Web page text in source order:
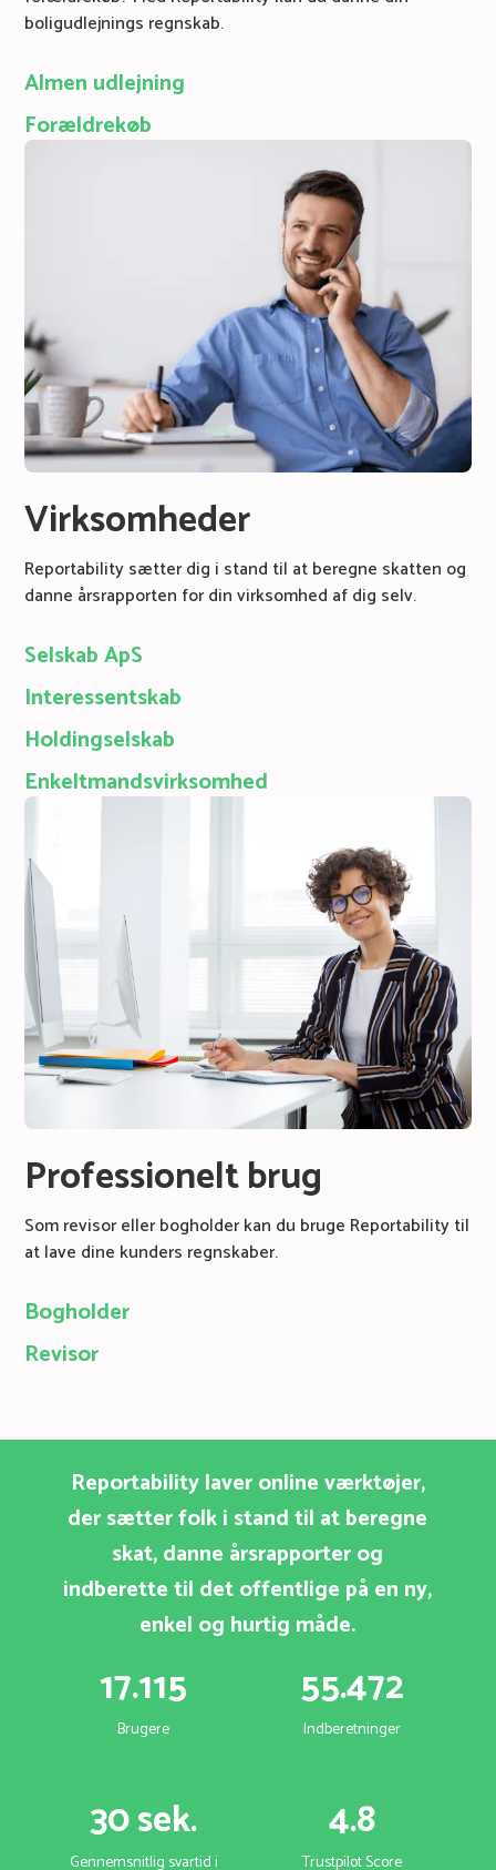
boligudlejnings regnskab.
Almen udlejning
Forældrekøb
Virksomheder
Reportability sætter dig i stand til at beregne skatten og
danne årsrapporten for din virksomhed af dig selv.
Selskab ApS
Interessentskab
Holdingselskab
Enkeltmandsvirksomhed
Professionelt brug
Som revisor eller bogholder kan du bruge Reportability til
at lave dine kunders regnskaber.
Bogholder
Revisor
Reportability laver online værktøjer,
der sætter folk i stand til at beregne
skat, danne årsrapporter og
indberette til det offentlige på en ny,
enkel og hurtig måde.
17.115
Brugere
55.472
Indberetninger
30 sek.
Gennemsnitlig svartid i
4.8
Trustpilot Score